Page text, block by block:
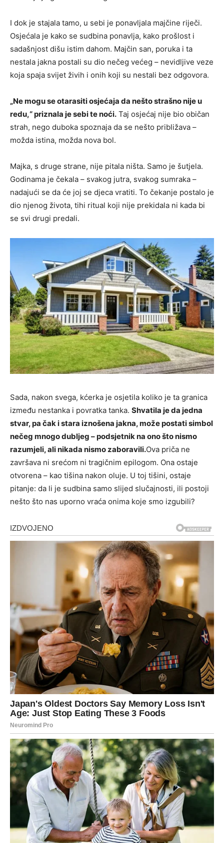
I dok je stajala tamo, u sebi je ponavljala majčine riječi.
Osjećala je kako se sudbina ponavlja, kako prošlost i
sadašnjost dišu istim dahom. Majčin san, poruka i ta
nestala jakna postali su dio nečeg većeg – nevidljive veze
koja spaja svijet živih i onih koji su nestali bez odgovora.
„Ne mogu se otarasiti osjećaja da nešto strašno nije u
redu,“ priznala je sebi te noći. Taj osjećaj nije bio običan
strah, nego duboka spoznaja da se nešto približava –
možda istina, možda nova bol.
Majka, s druge strane, nije pitala ništa. Samo je šutjela.
Godinama je čekala – svakog jutra, svakog sumraka –
nadajući se da će joj se djeca vratiti. To čekanje postalo je
dio njenog života, tihi ritual koji nije prekidala ni kada bi
se svi drugi predali.
Sada, nakon svega, kćerka je osjetila koliko je ta granica
između nestanka i povratka tanka. Shvatila je da jedna
stvar, pa čak i stara iznošena jakna, može postati simbol
nečeg mnogo dubljeg – podsjetnik na ono što nismo
razumjeli, ali nikada nismo zaboravili.Ova priča ne
završava ni srećom ni tragičnim epilogom. Ona ostaje
otvorena – kao tišina nakon oluje. U toj tišini, ostaje
pitanje: da li je sudbina samo slijed slučajnosti, ili postoji
nešto što nas uporno vraća onima koje smo izgubili?